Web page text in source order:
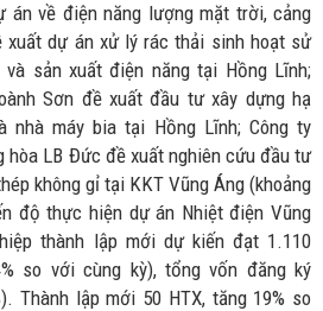
án về điện năng lượng mặt trời, cảng
xuất dự án xử lý rác thải sinh hoạt sử
sản xuất điện năng tại Hồng Lĩnh;
Sơn đề xuất đầu tư xây dựng hạ
nhà máy bia tại Hồng Lĩnh; Công ty
hòa LB Đức đề xuất nghiên cứu đầu tư
không gỉ tại KKT Vũng Áng (khoảng
độ thực hiện dự án Nhiệt điện Vũng
thành lập mới dự kiến đạt 1.110
so với cùng kỳ), tổng vốn đăng ký
Thành lập mới 50 HTX, tăng 19% so